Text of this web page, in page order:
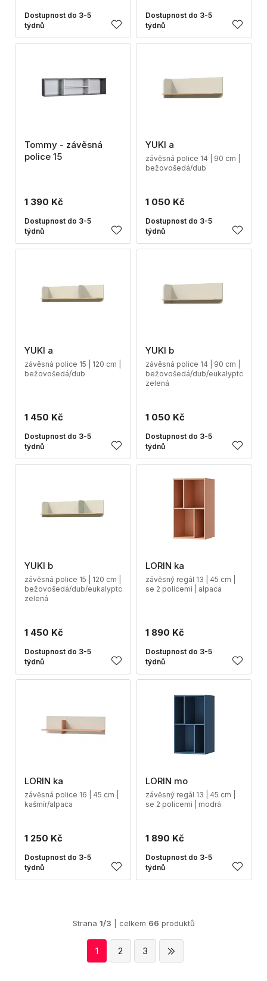
Dostupnost do 3-5
týdnů
Dostupnost do 3-5
týdnů
Tommy - závěsná
police 15
1 390 Kč
Dostupnost do 3-5
týdnů
YUKI a
závěsná police 14 | 90 cm |
bežovošedá/dub
1 050 Kč
Dostupnost do 3-5
týdnů
YUKI a
závěsná police 15 | 120 cm |
bežovošedá/dub
1 450 Kč
Dostupnost do 3-5
týdnů
YUKI b
závěsná police 14 | 90 cm |
bežovošedá/dub/eukalyptová
zelená
1 050 Kč
Dostupnost do 3-5
týdnů
YUKI b
závěsná police 15 | 120 cm |
bežovošedá/dub/eukalyptová
zelená
1 450 Kč
Dostupnost do 3-5
týdnů
LORIN ka
závěsný regál 13 | 45 cm |
se 2 policemi | alpaca
1 890 Kč
Dostupnost do 3-5
týdnů
LORIN ka
závěsná police 16 | 45 cm |
kašmír/alpaca
1 250 Kč
Dostupnost do 3-5
týdnů
LORIN mo
závěsný regál 13 | 45 cm |
se 2 policemi | modrá
1 890 Kč
Dostupnost do 3-5
týdnů
Strana 1/3 | celkem 66 produktů
1 2 3